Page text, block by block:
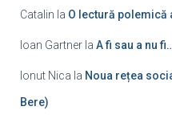
Catalin la O lectură polemică
Ioan Gartner la A fi sau a nu
Ionut Nica la Noua rețea
Bere)